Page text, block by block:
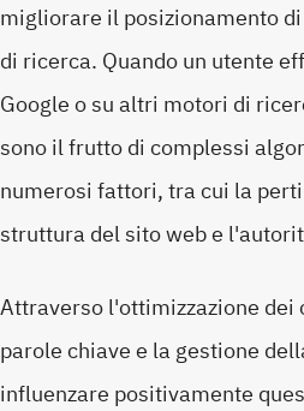
migliorare il posizionamento
di ricerca. Quando un utente
Google o su altri motori di
sono il frutto di complessi
numerosi fattori, tra cui la
struttura del sito web e
Attraverso l'ottimizzazione
parole chiave e la gestione
influenzare positivamente